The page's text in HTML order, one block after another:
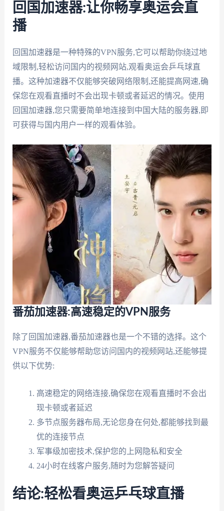
回国加速器:让你畅享奥运会直
播
回国加速器是一种特殊的VPN服务,它可以帮助你绕过地
域限制,轻松访问国内的视频网站,观看奥运会乒乓球直
播。这种加速器不仅能够突破网络限制,还能提高网速,确
保您在观看直播时不会出现卡顿或者延迟的情况。使用
回国加速器,您只需要简单地连接到中国大陆的服务器,即
可获得与国内用户一样的观看体验。
番茄加速器:高速稳定的VPN服务
除了回国加速器,番茄加速器也是一个不错的选择。这个
VPN服务不仅能够帮助您访问国内的视频网站,还能够提
供以下优势:
高速稳定的网络连接,确保您在观看直播时不会出
现卡顿或者延迟
多节点服务器布局,无论您身在何处,都能够找到最
优的连接节点
军事级加密技术,保护您的上网隐私和安全
24小时在线客户服务,随时为您解答疑问
结论:轻松看奥运乒乓球直播